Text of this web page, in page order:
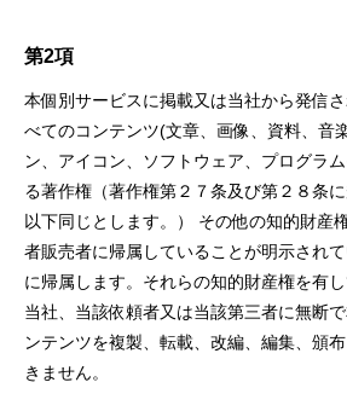
第2項
本個別サービスに掲載⼜は当社から発信
べてのコンテンツ(⽂章、画像、資料、⾳
ン、アイコン、ソフトウェア、プログラ
る著作権（著作権第２７条及び第２８条に
以下同じとします。） その他の知的財産
者販売者に帰属していることが明⽰され
に帰属します。それらの知的財産権を有し
当社、当該依頼者⼜は当該第三者に無断
ンテンツを複製、転載、改編、編集、頒
きません。